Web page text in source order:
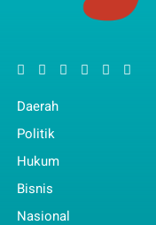
Daerah
Politik
Hukum
Bisnis
Nasional